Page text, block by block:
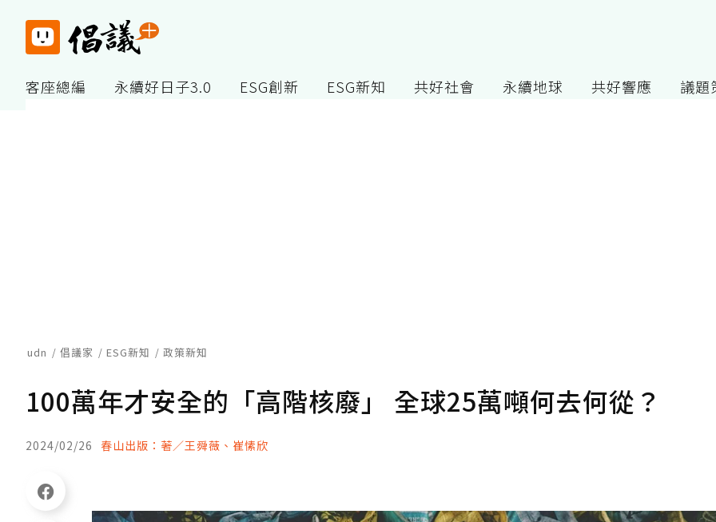
客座總編 永續好日子3.0 ESG創新 ESG新知 共好社會 永續地球 共好響應 議題
udn 倡議家 ESG新知 政策新知
100萬年才安全的「高階核廢」 全球25萬噸何去何從？
2024/02/26 春山出版：著／王舜薇、崔愫欣